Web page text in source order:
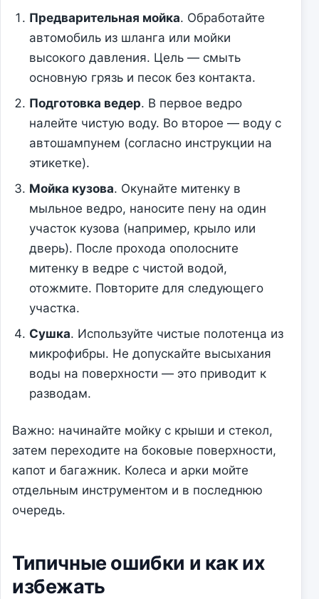
Предварительная мойка. Обработайте
автомобиль из шланга или мойки
высокого давления. Цель — смыть
основную грязь и песок без контакта.
Подготовка ведер. В первое ведро
налейте чистую воду. Во второе — воду с
автошампунем (согласно инструкции на
этикетке).
Мойка кузова. Окунайте митенку в
мыльное ведро, наносите пену на один
участок кузова (например, крыло или
дверь). После прохода ополосните
митенку в ведре с чистой водой,
отожмите. Повторите для следующего
участка.
Сушка. Используйте чистые полотенца из
микрофибры. Не допускайте высыхания
воды на поверхности — это приводит к
разводам.
Важно: начинайте мойку с крыши и стекол,
затем переходите на боковые поверхности,
капот и багажник. Колеса и арки мойте
отдельным инструментом и в последнюю
очередь.
Типичные ошибки и как их
избежать